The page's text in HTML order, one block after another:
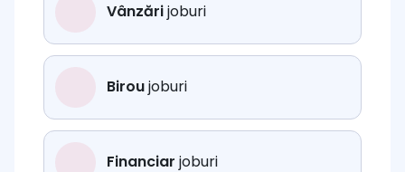
Vânzărijoburi
Biroujoburi
Financiar joburi